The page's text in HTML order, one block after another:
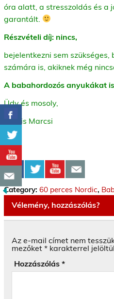
óra alatt, a stresszoldás és a
garantált.
Részvételi díj: nincs,
bejelentkezni sem
számára is, akiknek még
A babahordozós anyukákat
Üdv és mosoly,
Kocsis Marcsi
Category: 60 perces Nordic,
Vélemény, hozzászólás?
Az e-mail címet nem
mezőket * karakterrel
Hozzászólás *